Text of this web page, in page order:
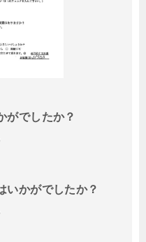
がでしたか？
いかがでしたか？